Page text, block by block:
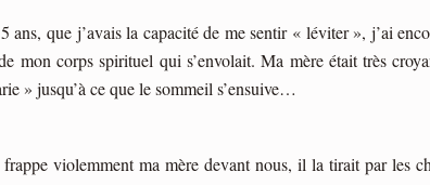
ans, que j’avais la capacité de me sentir « léviter », j’ai
mon corps spirituel qui s’envolait. Ma mère était très
» jusqu’à ce que le sommeil s’ensuive…
violemment ma mère devant nous, il la tirait par les